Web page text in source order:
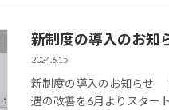
新制度の導入のお知
2024.6.15
新制度の導入のお知らせ
遇の改善を6月よりスター